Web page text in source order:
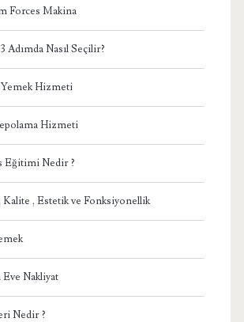
Forces Makina
Adımda Nasıl Seçilir?
Hizmeti
Hizmeti
Eğitimi Nedir ?
, Estetik ve Fonksiyonellik
Eve Nakliyat
Nedir ?